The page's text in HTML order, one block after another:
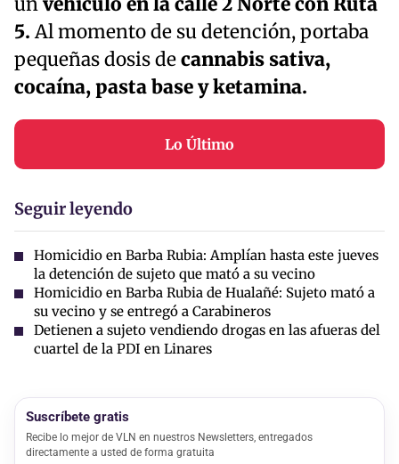
5.Al momento de su detención, portaba
pequeñas dosis decannabis sativa,
cocaína, pasta base y ketamina.
Lo Último
Seguir leyendo
Homicidio en Barba Rubia: Amplían hasta este jueves
la detención de sujeto que mató a su vecino
Homicidio en Barba Rubia de Hualañé: Sujeto mató a
su vecino y se entregó a Carabineros
Detienen a sujeto vendiendo drogas en las afueras del
cuartel de la PDI en Linares
Suscríbete gratis
Recibe lo mejor de VLN en nuestros Newsletters, entregados
directamente a usted de forma gratuita